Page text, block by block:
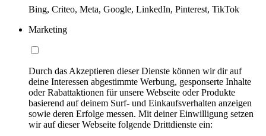
Bing, Criteo, Meta, Google, LinkedIn, Pinterest, TikTok
Marketing
Durch das Akzeptieren dieser Dienste können wir dir auf
deine Interessen abgestimmte Werbung, gesponserte Inhalte
oder Rabattaktionen für unsere Webseite oder Produkte
basierend auf deinem Surf- und Einkaufsverhalten anzeigen
sowie deren Erfolge messen. Mit deiner Einwilligung setzen
wir auf dieser Webseite folgende Drittdienste ein: